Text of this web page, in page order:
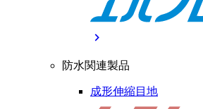
chevron_right
防水関連製品
成形伸縮目地